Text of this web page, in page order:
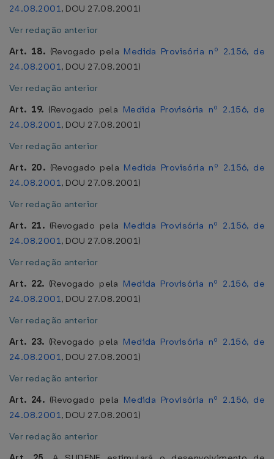
24.08.2001, DOU 27.08.2001)
Ver redação anterior
Art. 18. (Revogado pela Medida Provisória nº 2.156, de
24.08.2001, DOU 27.08.2001)
Ver redação anterior
Art. 19. (Revogado pela Medida Provisória nº 2.156, de
24.08.2001, DOU 27.08.2001)
Ver redação anterior
Art. 20. (Revogado pela Medida Provisória nº 2.156, de
24.08.2001, DOU 27.08.2001)
Ver redação anterior
Art. 21. (Revogado pela Medida Provisória nº 2.156, de
24.08.2001, DOU 27.08.2001)
Ver redação anterior
Art. 22. (Revogado pela Medida Provisória nº 2.156, de
24.08.2001, DOU 27.08.2001)
Ver redação anterior
Art. 23. (Revogado pela Medida Provisória nº 2.156, de
24.08.2001, DOU 27.08.2001)
Ver redação anterior
Art. 24. (Revogado pela Medida Provisória nº 2.156, de
24.08.2001, DOU 27.08.2001)
Ver redação anterior